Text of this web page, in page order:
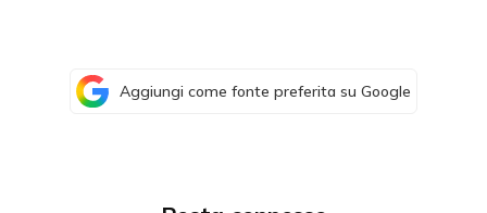
Aggiungi come fonte preferita su Google